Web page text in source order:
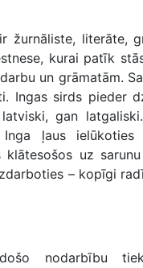
žurnāliste, literāte,
kurai patīk
un grāmatām.
Ingas sirds pieder
gan
ļaus ielūkoties
klātesošos uz
– kopīgi
nodarbību